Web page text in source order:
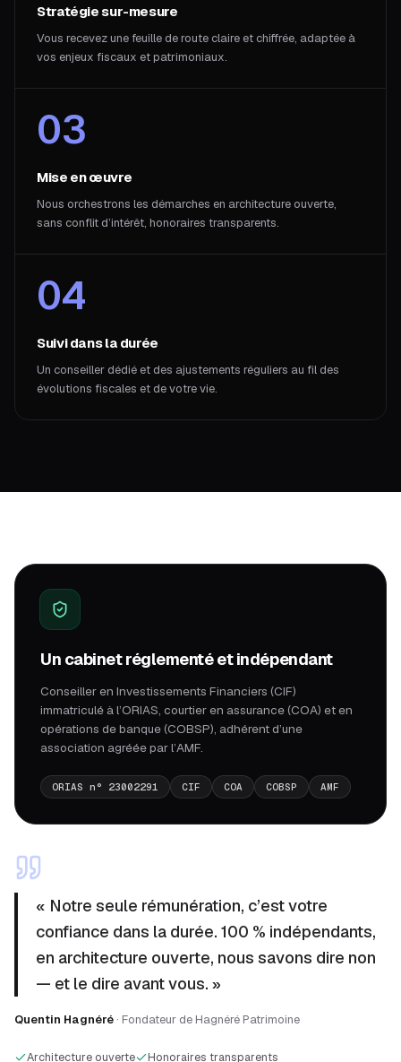
Stratégie sur-mesure
Vous recevez une feuille de route claire et chiffrée, adaptée à
vos enjeux fiscaux et patrimoniaux.
03
Mise en œuvre
Nous orchestrons les démarches en architecture ouverte,
sans conflit d’intérêt, honoraires transparents.
04
Suivi dans la durée
Un conseiller dédié et des ajustements réguliers au fil des
évolutions fiscales et de votre vie.
Un cabinet réglementé et indépendant
Conseiller en Investissements Financiers (CIF)
immatriculé à l’ORIAS, courtier en assurance (COA) et en
opérations de banque (COBSP), adhérent d’une
association agréée par l’AMF.
ORIAS n° 23002291 CIF COA COBSP AMF
« Notre seule rémunération, c’est votre
confiance dans la durée. 100 % indépendants,
en architecture ouverte, nous savons dire non
— et le dire avant vous. »
Quentin Hagnéré · Fondateur de Hagnéré Patrimoine
Architecture ouverte Honoraires transparents